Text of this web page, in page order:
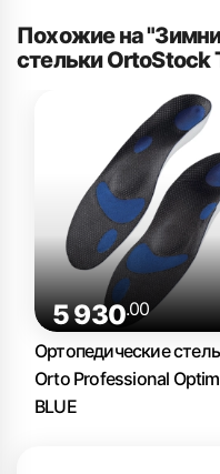
Похожие на
стельки
5 930.00
Ортопедические
Orto Professional
BLUE